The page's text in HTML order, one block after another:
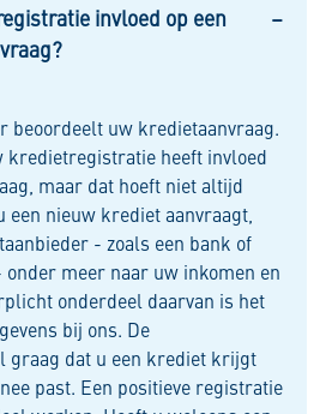
invloed op een
beoordeelt uw kredietaanvraag.
kredietregistratie heeft invloed
maar dat hoeft niet altijd
een nieuw krediet aanvraagt,
- zoals een bank of
meer naar uw inkomen en
onderdeel daarvan is het
bij ons. De
graag dat u een krediet krijgt
past. Een positieve registratie